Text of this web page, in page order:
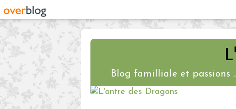
Blog familliale et passions